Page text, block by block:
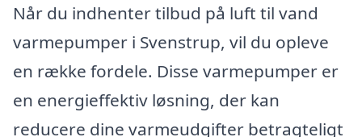
Når du indhenter tilbud på luft til vand
varmepumper i Svenstrup, vil du opleve
en række fordele. Disse varmepumper er
en energieffektiv løsning, der kan
reducere dine varmeudgifter betragteligt